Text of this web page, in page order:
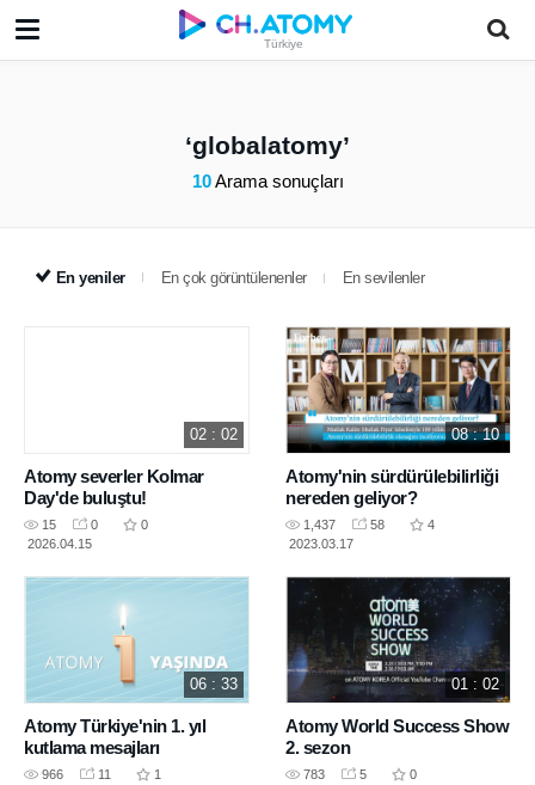
Türkiye
globalatomy
10Arama sonuçları
En yeniler En çok görüntülenenler En sevilenler
02 : 02
Atomy severler Kolmar
Day'de buluştu!
15 0
0
2026.04.15
08 : 10
Atomy'nin sürdürülebilirliği
nereden geliyor?
1,437 58
4
2023.03.17
06 : 33
Atomy Türkiye'nin 1. yıl
kutlama mesajları
966 11
1
01 : 02
Atomy World Success Show
2. sezon
783 5
0